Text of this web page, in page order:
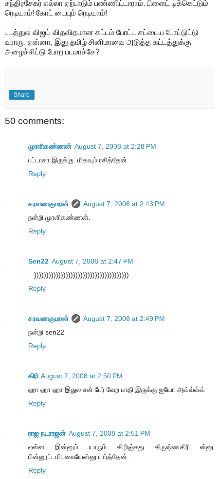
சந்திரசேகர் எல்லா ஏற்பாடும் பண்ணிட்டாராம். பிளைட் டிக்கெட்டும்
ரெடியாம்! கோட் டையும் ரெடியாம்!
படத்துல விஜய் விதவிதமான கட்டம் போட்ட சட்டைய போட்டுட்டு
வராரு. ஏன்னா, இது தமிழ் சினிமாவை அடுத்த கட்டத்துக்கு
அழைச்சிட்டு போற படமாச்சே?
Share
50 comments:
முரளிகண்ணன் August 7, 2008 at 2:28 PM
பட்டாசா இருக்கு. மிகவும் ரசித்தேன்
Reply
சரவணகுமரன்
August 7, 2008 at 2:43 PM
நன்றி முரளிகண்ணன்.
Reply
Sen22 August 7, 2008 at 2:47 PM
:::)))))))))))))))))))))))))))))))))))))))
Reply
சரவணகுமரன்
August 7, 2008 at 2:49 PM
நன்றி sen22
Reply
கிரி August 7, 2008 at 2:50 PM
ஹா ஹா ஹா இதுல என் பேர் வேற பாதி இருக்கு ஐயோ அவ்வ்வ்வ்
Reply
ராஜ நடராஜன் August 7, 2008 at 2:51 PM
என்ன இன்னும் யாரும் கிழிஞ்சது கிருஷ்ணகிரி ன்னு
பின்னூட்டமிடலையேன்னு பார்த்தேன்.
Reply